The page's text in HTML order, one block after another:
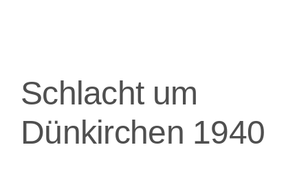
Schlacht um
Dünkirchen 1940